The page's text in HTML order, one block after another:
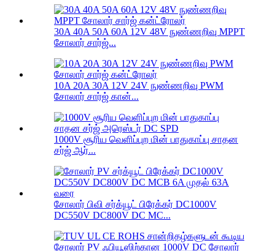
30A 40A 50A 60A 12V 48V நுண்ணறிவு MPPT
சோலார் சார்ஜ்...
10A 20A 30A 12V 24V நுண்ணறிவு PWM
சோலார் சார்ஜ் கான்...
1000V சூரிய வெளிப்புற மின் பாதுகாப்பு சாதன
சர்ஜ் ஆர்...
சோலார் பிவி சர்க்யூட் பிரேக்கர் DC1000V
DC550V DC800V DC MC...